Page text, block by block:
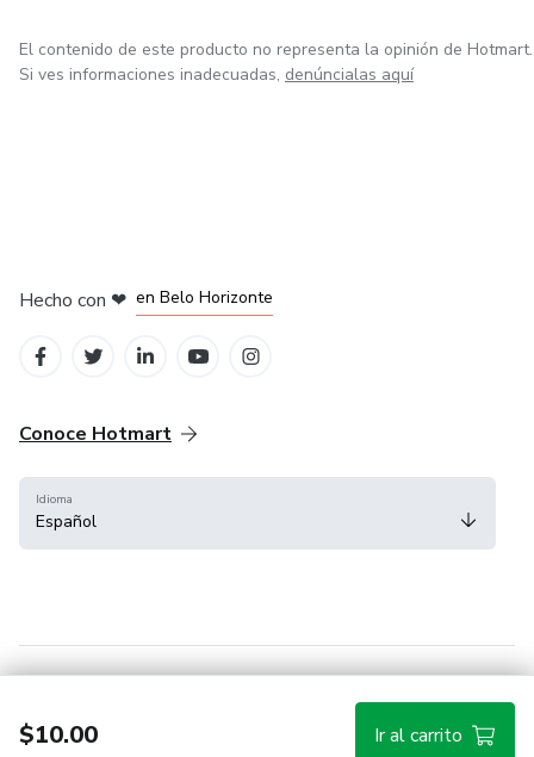
✅ Tips sencillos que realmente puedes aplicar en tu rutina
$10.00 Ir al carrito
El contenido de este producto no representa la opinión de Hotmart.
Si ves informaciones inadecuadas, denúncialas aquí
Hecho con ❤ en Belo Horizonte
Conoce Hotmart
Idioma
Español